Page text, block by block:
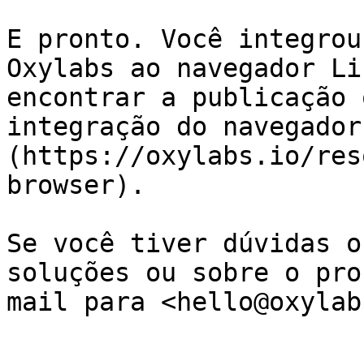
E pronto. Você
Oxylabs ao navegador
encontrar a
integração do
(https://oxylabs.io/
browser).
Se você tiver dúvidas
soluções ou sobre o
mail para